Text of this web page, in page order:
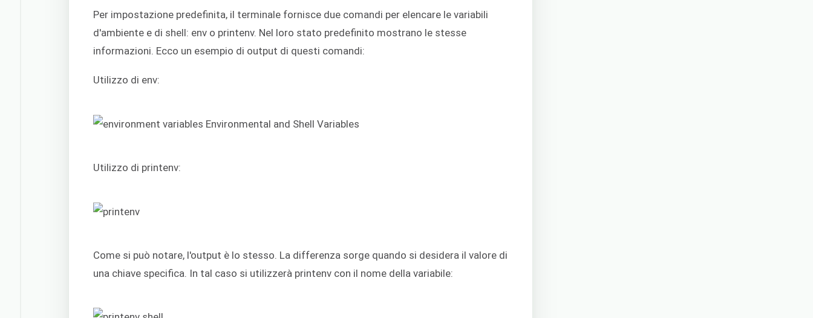
Per impostazione predefinita, il terminale fornisce due comandi per elencare le variabili
d'ambiente e di shell: env o printenv. Nel loro stato predefinito mostrano le stesse
informazioni. Ecco un esempio di output di questi comandi:
Utilizzo di env:
Utilizzo di printenv:
Come si può notare, l'output è lo stesso. La differenza sorge quando si desidera il valore di
una chiave specifica. In tal caso si utilizzerà printenv con il nome della variabile: